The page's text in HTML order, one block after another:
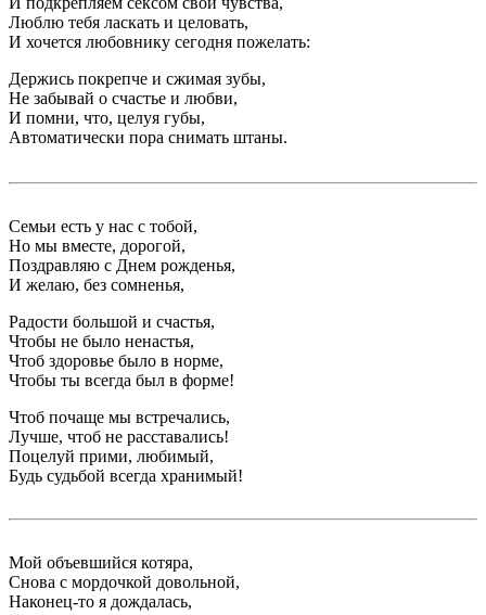
Люблю тебя ласкать и целовать,
И хочется любовнику сегодня пожелать:
Держись покрепче и сжимая зубы,
Не забывай о счастье и любви,
И помни, что, целуя губы,
Автоматически пора снимать штаны.
Семьи есть у нас с тобой,
Но мы вместе, дорогой,
Поздравляю с Днем рожденья,
И желаю, без сомненья,
Радости большой и счастья,
Чтобы не было ненастья,
Чтоб здоровье было в норме,
Чтобы ты всегда был в форме!
Чтоб почаще мы встречались,
Лучше, чтоб не расставались!
Поцелуй прими, любимый,
Будь судьбой всегда хранимый!
Мой объевшийся котяра,
Снова с мордочкой довольной,
Наконец-то я дождалась,